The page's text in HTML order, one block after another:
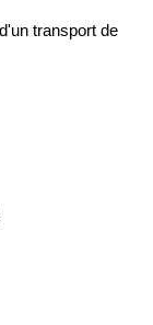
transport de